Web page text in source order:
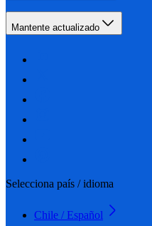
Mantente actualizado
Selecciona país / idioma
Chile / Español